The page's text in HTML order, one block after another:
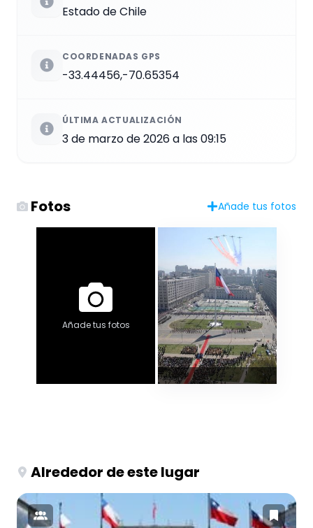
Estado de Chile
COORDENADAS GPS
-33.44456,-70.65354
ÚLTIMA ACTUALIZACIÓN
3 de marzo de 2026 a las 09:15
Fotos Añade tus fotos
Añade tus fotos
Alrededor de este lugar